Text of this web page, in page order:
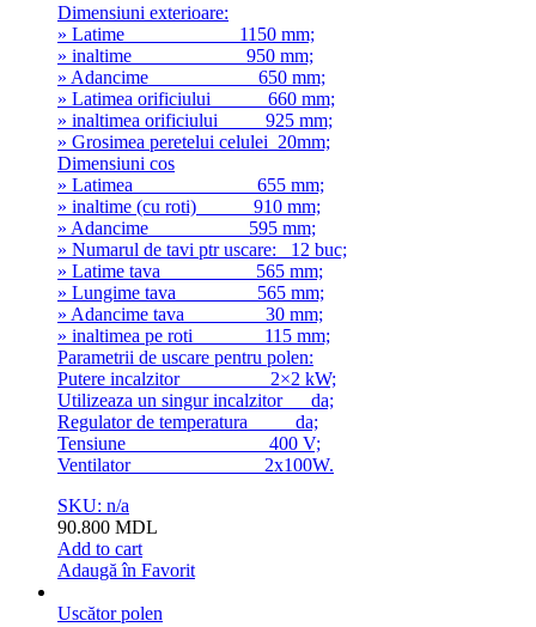
Dimensiuni exterioare:
» Latime 1150 mm;
» inaltime 950 mm;
» Adancime 650 mm;
» Latimea orificiului 660 mm;
» inaltimea orificiului 925 mm;
» Grosimea peretelui celulei 20mm;
Dimensiuni cos
» Latimea 655 mm;
» inaltime (cu roti) 910 mm;
» Adancime 595 mm;
» Numarul de tavi ptr uscare: 12 buc;
» Latime tava 565 mm;
» Lungime tava 565 mm;
» Adancime tava 30 mm;
» inaltimea pe roti 115 mm;
Parametrii de uscare pentru polen:
Putere incalzitor 2×2 kW;
Utilizeaza un singur incalzitor da;
Regulator de temperatura da;
Tensiune 400 V;
Ventilator 2x100W.
SKU: n/a
90.800 MDL
Add to cart
Adaugă în Favorit
Uscător polen